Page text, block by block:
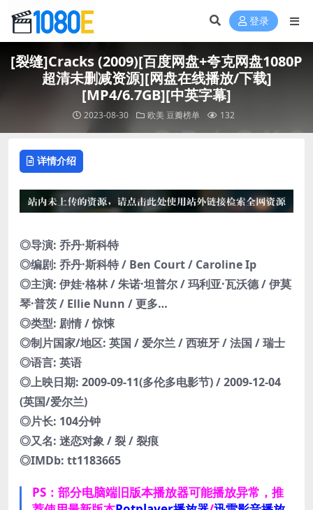
登录
[裂缝]Cracks (2009)[百度网盘+夸克网盘1080P
超清未删减资源][网盘在线播放/下载]
[MP4/6.7GB][中英字幕]
2023-08-30 欧美豆瓣榜单 132
详情介绍
◎导演: 乔丹·斯科特
◎编剧: 乔丹·斯科特 / Ben Court / Caroline Ip
◎主演: 伊娃·格林 / 朱诺·坦普尔 / 玛利亚·瓦沃德 / 伊莫
琴·普茨 / Ellie Nunn / 更多…
◎类型: 剧情 / 惊悚
◎制片国家/地区: 英国 / 爱尔兰 / 西班牙 / 法国 / 瑞士
◎语言: 英语
◎上映日期: 2009-09-11(多伦多电影节) / 2009-12-04
(英国/爱尔兰)
◎片长: 104分钟
◎又名: 迷恋对象 / 裂 / 裂痕
◎IMDb: tt1183665
PS：部分电脑端旧版本播放器可能播放异常，推